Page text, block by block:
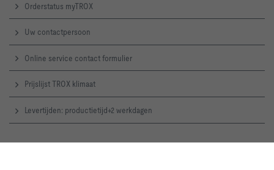
Orderstatus myTROX
Uw contactpersoon
Online service contact formulier
Prijslijst TROX klimaat
Levertijden: productietijd+2 werkdagen